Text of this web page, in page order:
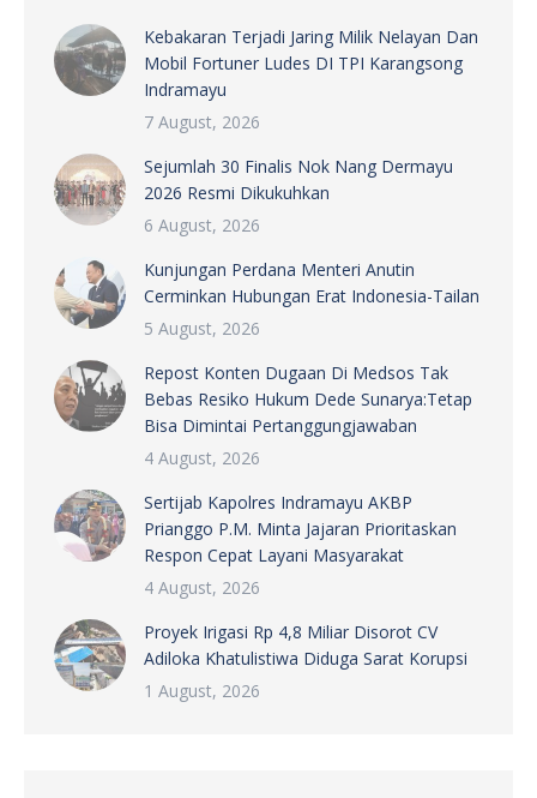
Kebakaran Terjadi Jaring Milik Nelayan Dan
Mobil Fortuner Ludes DI TPI Karangsong
Indramayu
7 August, 2026
Sejumlah 30 Finalis Nok Nang Dermayu
2026 Resmi Dikukuhkan
6 August, 2026
Kunjungan Perdana Menteri Anutin
Cerminkan Hubungan Erat Indonesia-Tailan
5 August, 2026
Repost Konten Dugaan Di Medsos Tak
Bebas Resiko Hukum Dede Sunarya:Tetap
Bisa Dimintai Pertanggungjawaban
4 August, 2026
Sertijab Kapolres Indramayu AKBP
Prianggo P.M. Minta Jajaran Prioritaskan
Respon Cepat Layani Masyarakat
4 August, 2026
Proyek Irigasi Rp 4,8 Miliar Disorot CV
Adiloka Khatulistiwa Diduga Sarat Korupsi
1 August, 2026